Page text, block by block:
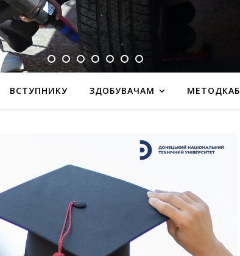
ВСТУПНИКУ ЗДОБУВАЧАМ МЕТОДКАБ